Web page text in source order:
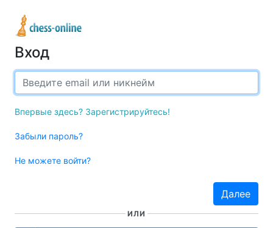
Вход
Email или имя пользователя
Впервые здесь? Зарегистрируйтесь!
Забыли пароль?
Не можете войти?
Далее
ИЛИ